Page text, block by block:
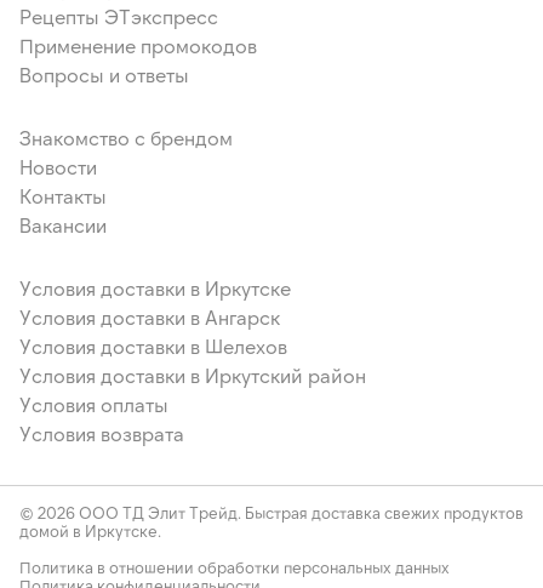
Рецепты ЭТэкспресс
Применение промокодов
Вопросы и ответы
Знакомство с брендом
Новости
Контакты
Вакансии
Условия доставки в Иркутске
Условия доставки в Ангарск
Условия доставки в Шелехов
Условия доставки в Иркутский район
Условия оплаты
Условия возврата
© 2026 ООО ТД Элит Трейд. Быстрая доставка свежих продуктов
домой в Иркутске.
Политика в отношении обработки персональных данных